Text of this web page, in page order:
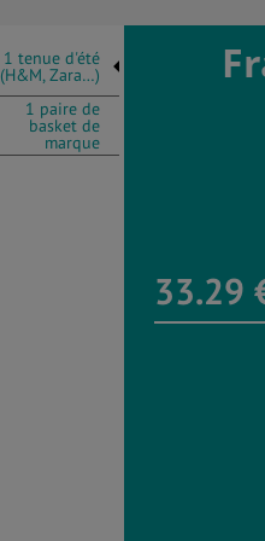
1 tenue d'été
(H&M, Zara…)
1 paire de
basket de
marque
33.29